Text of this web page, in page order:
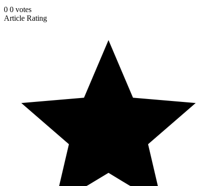
0 0 votes
Article Rating